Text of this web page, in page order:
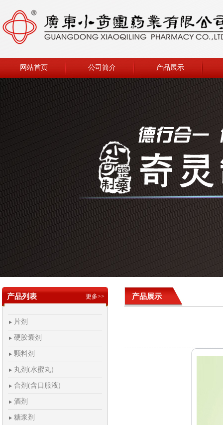
网站首页 公司简介 产品展示
产品列表 更多>>
片剂
硬胶囊剂
颗料剂
丸剂(水蜜丸)
合剂(含口服液)
酒剂
糖浆剂
产品展示